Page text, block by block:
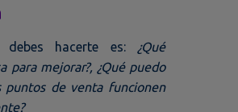
debes hacerte es: ¿Qué
para mejorar?, ¿Qué puedo
puntos de venta funcionen